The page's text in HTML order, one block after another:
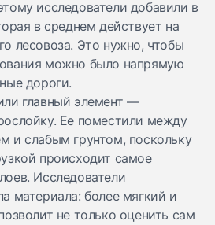
исследователи добавили в
в среднем действует на
лесовоза. Это нужно, чтобы
можно было напрямую
дороги.
главный элемент —
Ее поместили между
и слабым грунтом, поскольку
происходит самое
Исследователи
материала: более мягкий и
не только оценить сам